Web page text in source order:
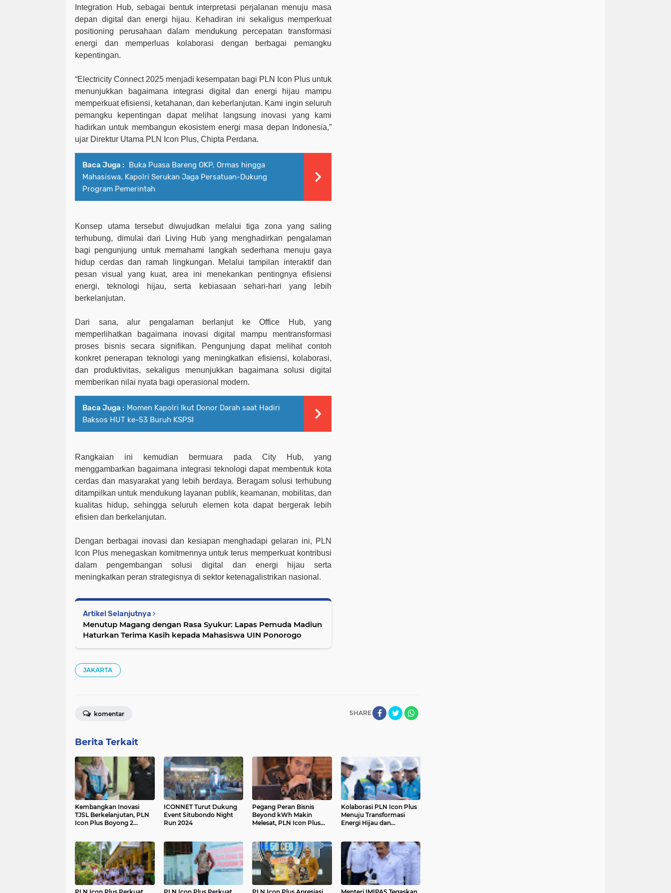
Integration Hub, sebagai bentuk interpretasi perjalanan menuju masa
depan digital dan energi hijau. Kehadiran ini sekaligus memperkuat
positioning perusahaan dalam mendukung percepatan transformasi
energi dan memperluas kolaborasi dengan berbagai pemangku
kepentingan.
“Electricity Connect 2025 menjadi kesempatan bagi PLN Icon Plus untuk
menunjukkan bagaimana integrasi digital dan energi hijau mampu
memperkuat efisiensi, ketahanan, dan keberlanjutan. Kami ingin seluruh
pemangku kepentingan dapat melihat langsung inovasi yang kami
hadirkan untuk membangun ekosistem energi masa depan Indonesia,”
ujar Direktur Utama PLN Icon Plus, Chipta Perdana.
Baca Juga : Buka Puasa Bareng OKP, Ormas hingga
Mahasiswa, Kapolri Serukan Jaga Persatuan-Dukung
Program Pemerintah
Konsep utama tersebut diwujudkan melalui tiga zona yang saling
terhubung, dimulai dari Living Hub yang menghadirkan pengalaman
bagi pengunjung untuk memahami langkah sederhana menuju gaya
hidup cerdas dan ramah lingkungan. Melalui tampilan interaktif dan
pesan visual yang kuat, area ini menekankan pentingnya efisiensi
energi, teknologi hijau, serta kebiasaan sehari-hari yang lebih
berkelanjutan.
Dari sana, alur pengalaman berlanjut ke Office Hub, yang
memperlihatkan bagaimana inovasi digital mampu mentransformasi
proses bisnis secara signifikan. Pengunjung dapat melihat contoh
konkret penerapan teknologi yang meningkatkan efisiensi, kolaborasi,
dan produktivitas, sekaligus menunjukkan bagaimana solusi digital
memberikan nilai nyata bagi operasional modern.
Baca Juga : Momen Kapolri Ikut Donor Darah saat Hadiri
Baksos HUT ke-53 Buruh KSPSI
Rangkaian ini kemudian bermuara pada City Hub, yang
menggambarkan bagaimana integrasi teknologi dapat membentuk kota
cerdas dan masyarakat yang lebih berdaya. Beragam solusi terhubung
ditampilkan untuk mendukung layanan publik, keamanan, mobilitas, dan
kualitas hidup, sehingga seluruh elemen kota dapat bergerak lebih
efisien dan berkelanjutan.
Dengan berbagai inovasi dan kesiapan menghadapi gelaran ini, PLN
Icon Plus menegaskan komitmennya untuk terus memperkuat kontribusi
dalam pengembangan solusi digital dan energi hijau serta
meningkatkan peran strategisnya di sektor ketenagalistrikan nasional.
Artikel Selanjutnya
Menutup Magang dengan Rasa Syukur: Lapas Pemuda Madiun
Haturkan Terima Kasih kepada Mahasiswa UIN Ponorogo
JAKARTA
SHARE
komentar
Berita Terkait
Kembangkan Inovasi
TJSL Berkelanjutan, PLN
Icon Plus Boyong 2
ICONNET Turut Dukung
Event Situbondo Night
Run 2024
Pegang Peran Bisnis
Beyond kWh Makin
Melesat, PLN Icon Plus
Kolaborasi PLN Icon Plus
Menuju Transformasi
Energi Hijau dan
PLN Icon Plus Perkuat PLN Icon Plus Perkuat PLN Icon Plus Apresiasi Menteri IMIPAS Tegaskan